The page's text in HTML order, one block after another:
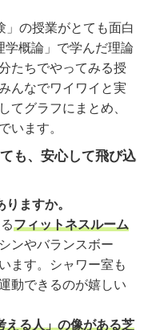
」の授業がとても面白
学概論」で学んだ理論
たちでやってみる授
んなでワイワイと実
てグラフにまとめ、
います。
も、安心して飛び込
ますか。
フィットネスルーム
ンやバランスボー
ます。シャワー室も
動できるのが嬉しい
える人」の像がある芝